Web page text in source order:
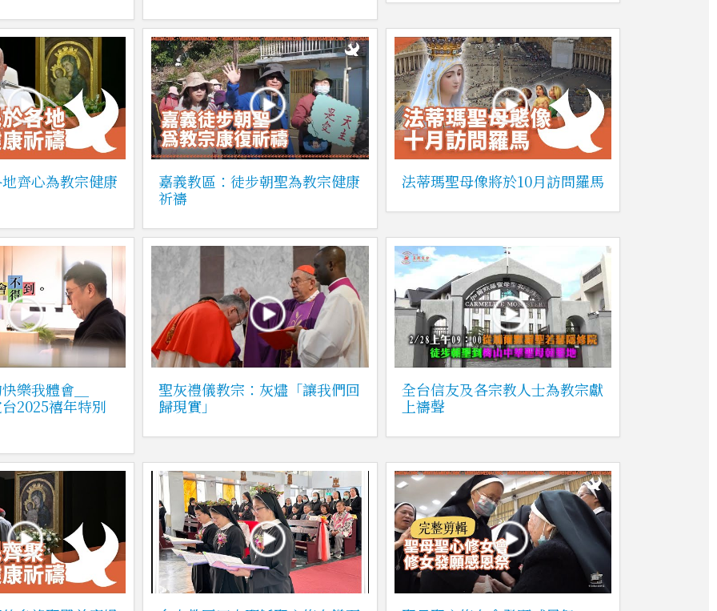
齊心為教宗健康
嘉義教區：徒步朝聖為教宗健康
祈禱
法蒂瑪聖母像將於10月訪問羅馬
樂我體會＿
2025禧年特別
聖灰禮儀教宗：灰燼「讓我們回
歸現實」
全台信友及各宗教人士為教宗獻
上禱聲